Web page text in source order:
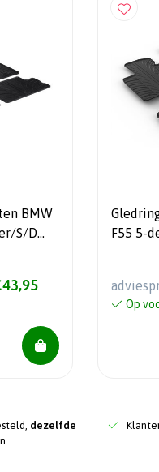
BMW
S/D
F55 5-
Op
dezelfde